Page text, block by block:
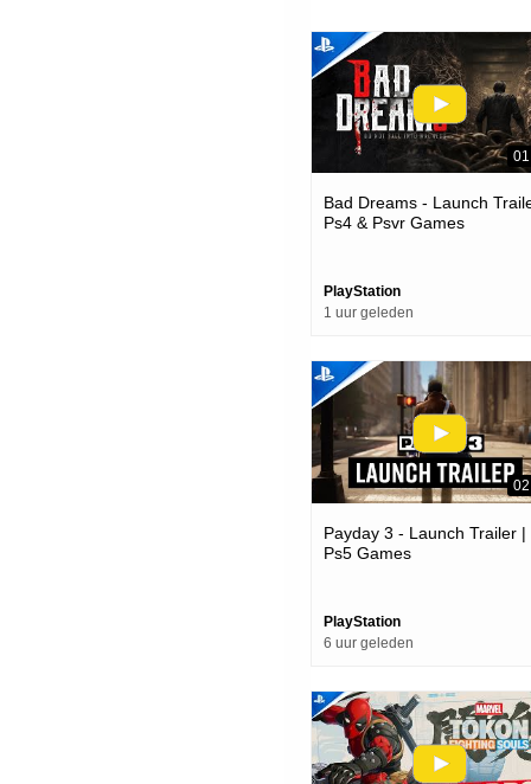
Bad Dreams - Launch
Ps4 & Psvr Games
PlayStation
1 uur geleden
Payday 3 - Launch Trailer |
Ps5 Games
PlayStation
6 uur geleden